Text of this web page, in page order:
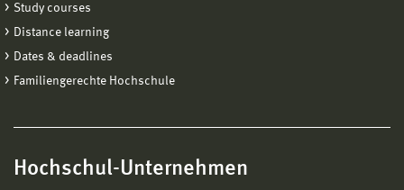
Study courses
Distance learning
Dates & deadlines
Familiengerechte Hochschule
Hochschul-Unternehmen